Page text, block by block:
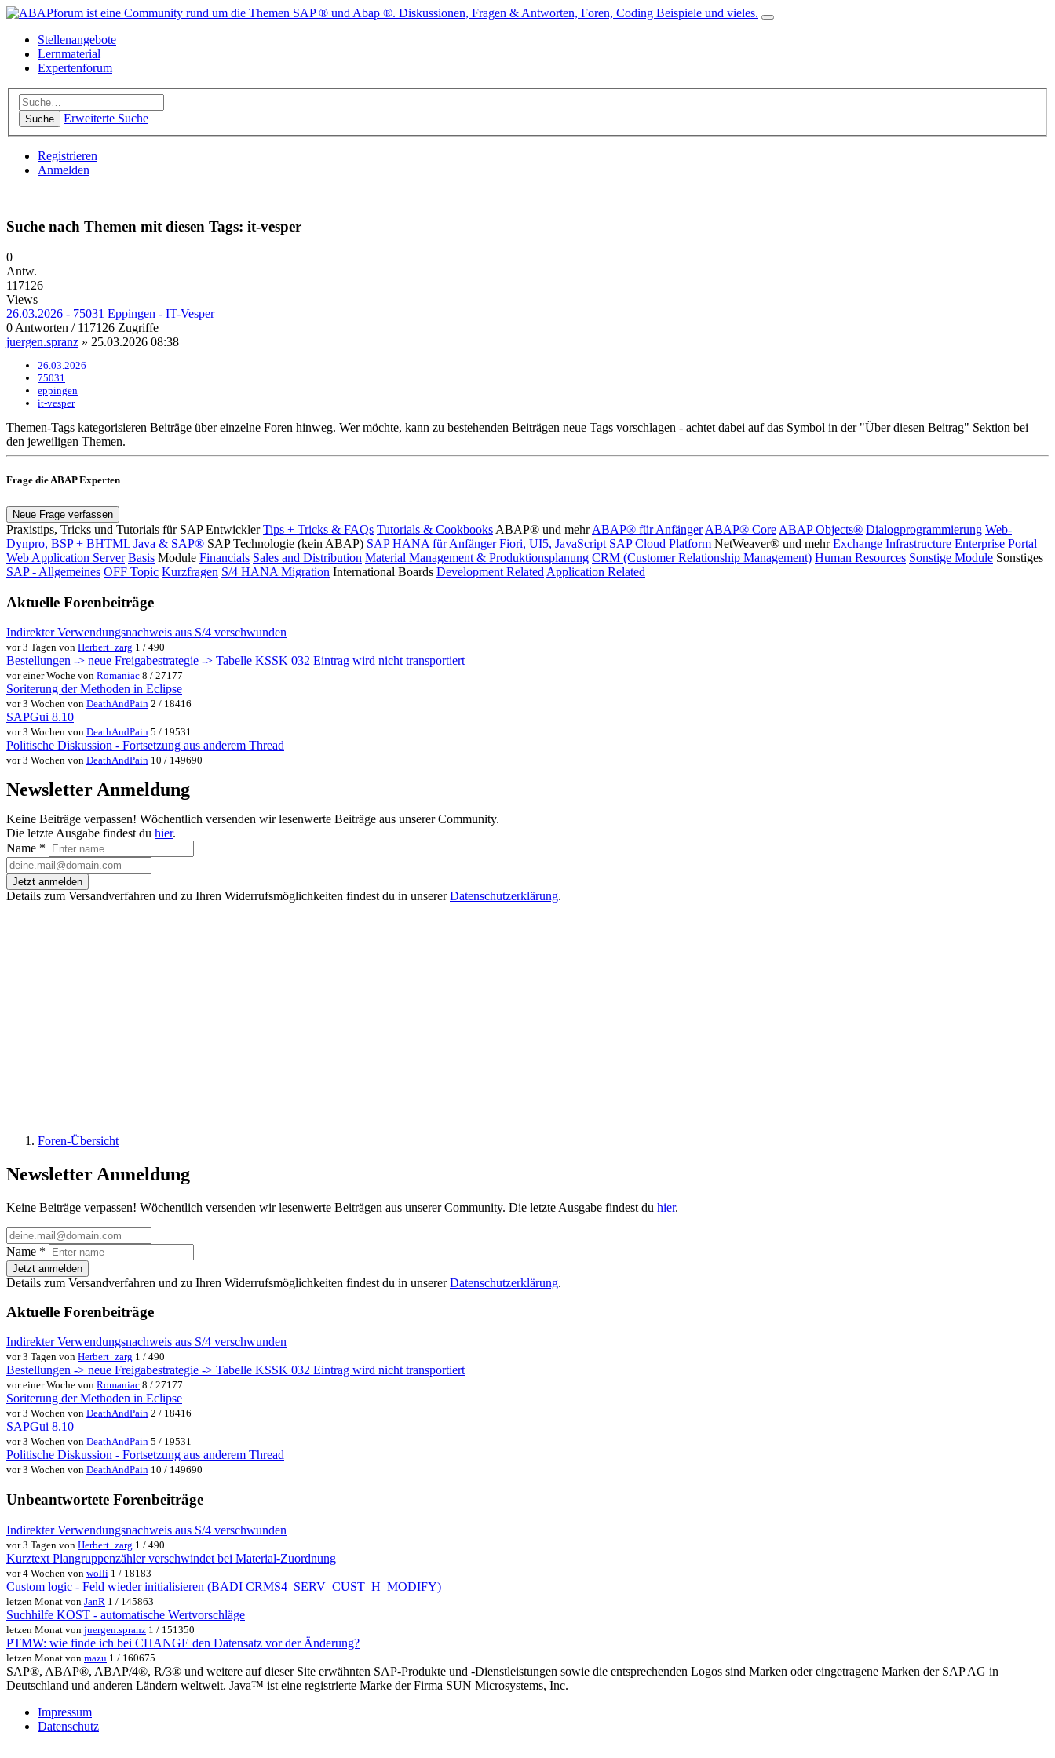
Stellenangebote
Lernmaterial
Expertenforum
Suche Erweiterte Suche
Registrieren
Anmelden
Suche nach Themen mit diesen Tags: it-vesper
0
Antw.
117126
Views
26.03.2026 - 75031 Eppingen - IT-Vesper
0 Antworten / 117126 Zugriffe
juergen.spranz » 25.03.2026 08:38
26.03.2026
75031
eppingen
it-vesper
Themen-Tags kategorisieren Beiträge über einzelne Foren hinweg. Wer möchte, kann zu bestehenden Beiträgen neue Tags vorschlagen - achtet dabei auf das Symbol in der "Über diesen Beitrag" Sektion bei
den jeweiligen Themen.
Frage die ABAP Experten
Neue Frage verfassen
Praxistips, Tricks und Tutorials für SAP Entwickler Tips + Tricks & FAQs Tutorials & Cookbooks ABAP® und mehr ABAP® für Anfänger ABAP® Core ABAP Objects® Dialogprogrammierung Web-
Dynpro, BSP + BHTML Java & SAP® SAP Technologie (kein ABAP) SAP HANA für Anfänger Fiori, UI5, JavaScript SAP Cloud Platform NetWeaver® und mehr Exchange Infrastructure Enterprise Portal
Web Application Server Basis Module Financials Sales and Distribution Material Management & Produktionsplanung CRM (Customer Relationship Management) Human Resources Sonstige Module Sonstiges
SAP - Allgemeines OFF Topic Kurzfragen S/4 HANA Migration International Boards Development Related Application Related
Aktuelle Forenbeiträge
Indirekter Verwendungsnachweis aus S/4 verschwunden
vor 3 Tagen von Herbert_zarg 1 / 490
Bestellungen -> neue Freigabestrategie -> Tabelle KSSK 032 Eintrag wird nicht transportiert
vor einer Woche von Romaniac 8 / 27177
Soriterung der Methoden in Eclipse
vor 3 Wochen von DeathAndPain 2 / 18416
SAPGui 8.10
vor 3 Wochen von DeathAndPain 5 / 19531
Politische Diskussion - Fortsetzung aus anderem Thread
vor 3 Wochen von DeathAndPain 10 / 149690
Newsletter Anmeldung
Keine Beiträge verpassen! Wöchentlich versenden wir lesenwerte Beiträge aus unserer Community.
Die letzte Ausgabe findest du hier.
Name *
Jetzt anmelden
Details zum Versandverfahren und zu Ihren Widerrufsmöglichkeiten findest du in unsererDatenschutzerklärung.
Foren-Übersicht
Newsletter Anmeldung
Keine Beiträge verpassen! Wöchentlich versenden wir lesenwerte Beiträgen aus unserer Community. Die letzte Ausgabe findest du hier.
Name *
Jetzt anmelden
Details zum Versandverfahren und zu Ihren Widerrufsmöglichkeiten findest du in unsererDatenschutzerklärung.
Aktuelle Forenbeiträge
Indirekter Verwendungsnachweis aus S/4 verschwunden
vor 3 Tagen von Herbert_zarg 1 / 490
Bestellungen -> neue Freigabestrategie -> Tabelle KSSK 032 Eintrag wird nicht transportiert
vor einer Woche von Romaniac 8 / 27177
Soriterung der Methoden in Eclipse
vor 3 Wochen von DeathAndPain 2 / 18416
SAPGui 8.10
vor 3 Wochen von DeathAndPain 5 / 19531
Politische Diskussion - Fortsetzung aus anderem Thread
vor 3 Wochen von DeathAndPain 10 / 149690
Unbeantwortete Forenbeiträge
Indirekter Verwendungsnachweis aus S/4 verschwunden
vor 3 Tagen von Herbert_zarg 1 / 490
Kurztext Plangruppenzähler verschwindet bei Material-Zuordnung
vor 4 Wochen von wolli 1 / 18183
Custom logic - Feld wieder initialisieren (BADI CRMS4_SERV_CUST_H_MODIFY)
letzen Monat von JanR 1 / 145863
Suchhilfe KOST - automatische Wertvorschläge
letzen Monat von juergen.spranz 1 / 151350
PTMW: wie finde ich bei CHANGE den Datensatz vor der Änderung?
letzen Monat von mazu 1 / 160675
SAP®, ABAP®, ABAP/4®, R/3® und weitere auf dieser Site erwähnten SAP-Produkte und -Dienstleistungen sowie die entsprechenden Logos sind Marken oder eingetragene Marken der SAP AG in
Deutschland und anderen Ländern weltweit. Java™ ist eine registrierte Marke der Firma SUN Microsystems, Inc.
Impressum
Datenschutz